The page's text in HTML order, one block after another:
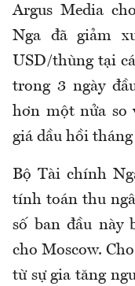
Argus Media
Nga đã giảm
USD/thùng tại
trong 3 ngày
hơn một nửa so
giá dầu hồi
Bộ Tài chính
tính toán thu
số ban đầu này
cho Moscow.
từ sự gia tăng